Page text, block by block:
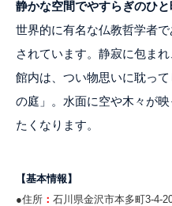
静かな空間でやすらぎのひ
世界的に有名な仏教哲学者
されています。静寂に包ま
館内は、つい物思いに耽っ
の庭」。水面に空や木々が
たくなります。
【基本情報】
●住所 ： 石川県金沢市本多町3-4-